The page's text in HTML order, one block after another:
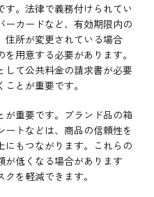
す。法律で義務付けられてい
ーカードなど、有効期限内の
住所が変更されている場合
用意する必要があります。
して公共料金の請求書が必要
とが重要です。
が重要です。ブランド品の箱
トなどは、商品の信頼性を
にもつながります。これらの
が低くなる場合があります
を軽減できます。